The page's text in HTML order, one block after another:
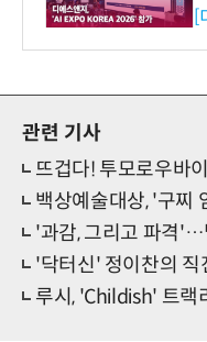
[
관련 기사
뜨겁다! 투모로우바
백상예술대상, '구찌
'과감, 그리고 파격'…
'닥터신' 정이찬의
루시, 'Childish' 트랙